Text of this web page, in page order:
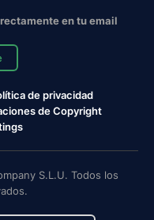
en tu email
de privacidad
de Copyright
S.L.U. Todos los